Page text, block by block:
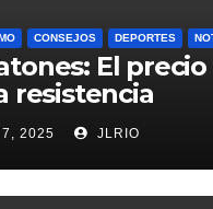
CONSEJOS DEPORTES
El
resistencia
2025 JLRIO